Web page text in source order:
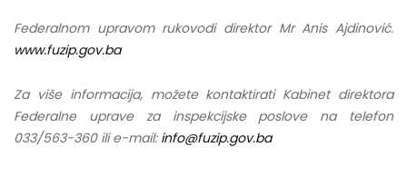
Federalnom upravom rukovodi direktor Mr Anis Ajdinović.
www.fuzip.gov.ba
Za više informacija, možete kontaktirati Kabinet direktora
Federalne uprave za inspekcijske poslove na telefon
033/563-360 ili e-mail: info@fuzip.gov.ba